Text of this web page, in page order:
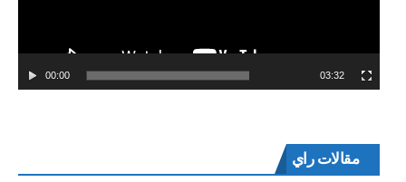
00:00 03:32
مقالات راي